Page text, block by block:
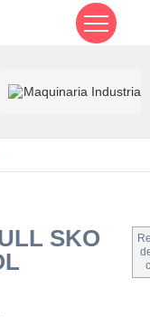
Maquinaria Industrial
SKO